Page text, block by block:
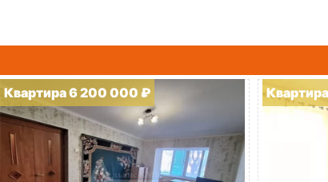
Квартира 6 200 000 ₽